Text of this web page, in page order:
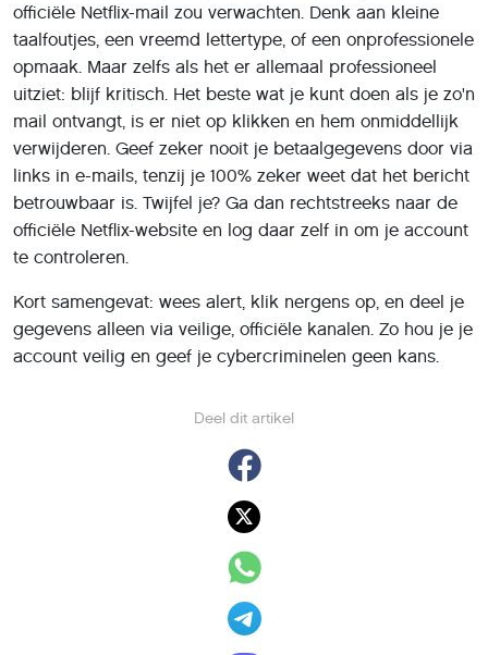
Deel dit artikel
officiële Netflix-mail zou verwachten. Denk aan kleine
taalfoutjes, een vreemd lettertype, of een onprofessionele
opmaak. Maar zelfs als het er allemaal professioneel
uitziet: blijf kritisch. Het beste wat je kunt doen als je zo'n
mail ontvangt, is er niet op klikken en hem onmiddellijk
verwijderen. Geef zeker nooit je betaalgegevens door via
links in e-mails, tenzij je 100% zeker weet dat het bericht
betrouwbaar is. Twijfel je? Ga dan rechtstreeks naar de
officiële Netflix-website en log daar zelf in om je account
te controleren.
Kort samengevat: wees alert, klik nergens op, en deel je
gegevens alleen via veilige, officiële kanalen. Zo hou je je
account veilig en geef je cybercriminelen geen kans.